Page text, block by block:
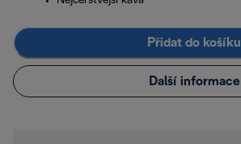
Přidat do košíku
Další informace